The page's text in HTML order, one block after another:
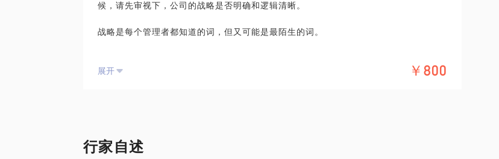
老板的焦虑会带来哪些后果
协作部门的对接管理
办法在哪里：除了撕破脸找老板，难道就没有其他办法了吗？
候，请先审视下，公司的战略是否明确和逻辑清晰。
战略是每个管理者都知道的词，但又可能是最陌生的词。
我会从一个众人皆知的历史故事讲起，告诉您什么是战略，看看历史中的角色，是如何
展开 ￥800
行家自述